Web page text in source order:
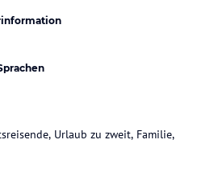
Urlaub zu zweit, Familie,